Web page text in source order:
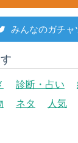
みんなのガチャ
診断・占い
ネタ 人気